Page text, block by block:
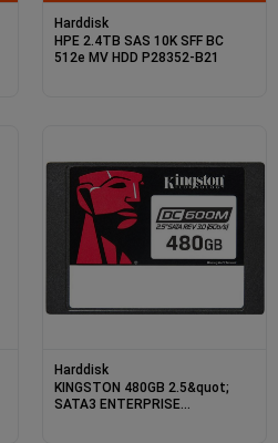
Harddisk
HPE 2.4TB SAS 10K SFF BC
512e MV HDD P28352-B21
Harddisk
KINGSTON 480GB 2.5&quot;
SATA3 ENTERPRISE